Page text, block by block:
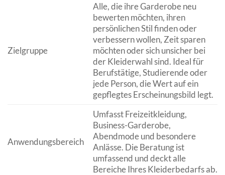
Zielgruppe
Alle, die ihre Garderobe neu
bewerten möchten, ihren
persönlichen Stil finden oder
verbessern wollen, Zeit sparen
möchten oder sich unsicher bei
der Kleiderwahl sind. Ideal für
Berufstätige, Studierende oder
jede Person, die Wert auf ein
gepflegtes Erscheinungsbild legt.
Anwendungsbereich
Umfasst Freizeitkleidung,
Business-Garderobe,
Abendmode und besondere
Anlässe. Die Beratung ist
umfassend und deckt alle
Bereiche Ihres Kleiderbedarfs ab.